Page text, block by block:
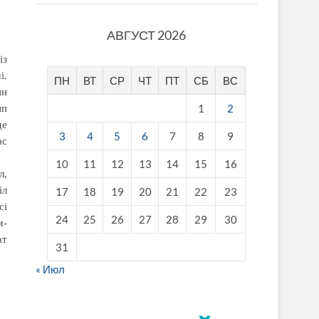
АВГУСТ 2026
ПН ВТ СР ЧТ ПТ СБ ВС
1 2
3 4 5 6 7 8 9
10 11 12 13 14 15 16
17 18 19 20 21 22 23
24 25 26 27 28 29 30
31
« Июл